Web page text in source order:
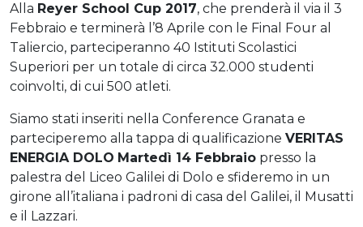
Alla Reyer School Cup 2017, che prenderà il via il 3
Febbraio e terminerà l’8 Aprile con le Final Four al
Taliercio, parteciperanno 40 Istituti Scolastici
Superiori per un totale di circa 32.000 studenti
coinvolti, di cui 500 atleti.
Siamo stati inseriti nella Conference Granata e
parteciperemo alla tappa di qualificazione VERITAS
ENERGIA DOLO Martedì 14 Febbraio presso la
palestra del Liceo Galilei di Dolo e sfideremo in un
girone all’italiana i padroni di casa del Galilei, il Musatti
e il Lazzari.